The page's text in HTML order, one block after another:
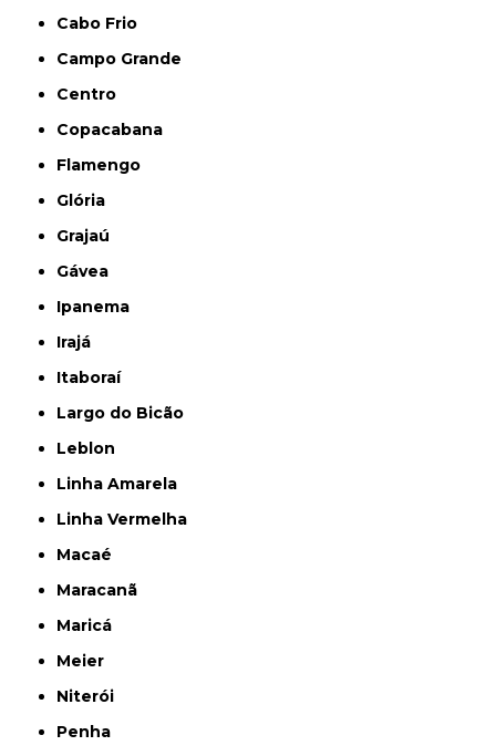
Cabo Frio
Campo Grande
Centro
Copacabana
Flamengo
Glória
Grajaú
Gávea
Ipanema
Irajá
Itaboraí
Largo do Bicão
Leblon
Linha Amarela
Linha Vermelha
Macaé
Maracanã
Maricá
Meier
Niterói
Penha